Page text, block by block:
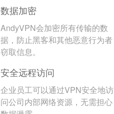
数据加密
AndyVPN会加密所有传输的数
据，防止黑客和其他恶意行为者
窃取信息。
安全远程访问
企业员工可以通过VPN安全地访
问公司内部网络资源，无需担心